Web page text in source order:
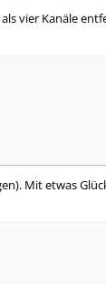
vier Kanäle
Mit etwas